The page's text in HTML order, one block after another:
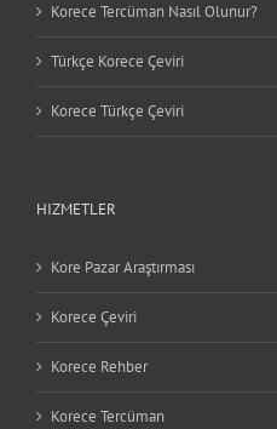
Korece Tercüman Nasıl Olunur?
Türkçe Korece Çeviri
Korece Türkçe Çeviri
HIZMETLER
Kore Pazar Araştırması
Korece Çeviri
Korece Rehber
Korece Tercüman